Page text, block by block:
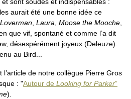
sont soudés et indispensables :
aurait été une bonne idée ce
Loverman, Laura, Moose the Mooche,
que vif, spontané et comme l’a dit
désespérément joyeux (Deleuze).
au Bird...
de notre collègue Pierre Gros
: "Autour de Looking for Parker”
).